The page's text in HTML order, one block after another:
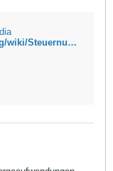
https://de.wikipedia.org/wiki/Steuernummer